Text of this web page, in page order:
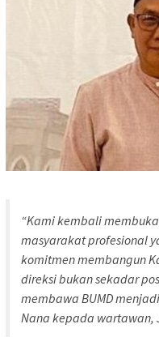
“Kami kembali
masyarakat profesional
komitmen membangun
direksi bukan sekadar
membawa BUMD
Nana kepada wartawan,